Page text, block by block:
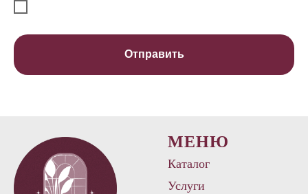
Отправить
МЕНЮ
Каталог
Услуги